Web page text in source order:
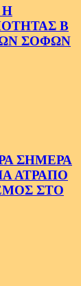
Η
Β
ΣΟΦΩΝ
ΣΗΜΕΡΑ
ΑΤΡΑΠΟ
ΣΤΟ